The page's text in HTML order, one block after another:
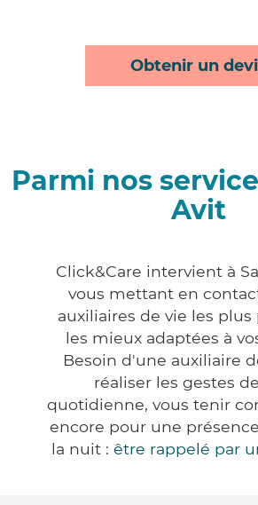
Obtenir un
Parmi nos
Avit
Click&Care intervient à
vous mettant en
auxiliaires de vie les
les mieux adaptées à
Besoin d'une auxiliaire
réaliser les gestes
quotidienne, vous tenir
encore pour une
la nuit : être rappelé par